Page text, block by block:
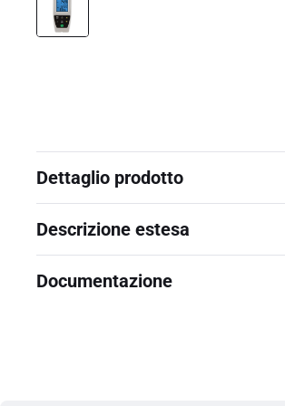
Dettaglio prodotto
Descrizione estesa
Documentazione